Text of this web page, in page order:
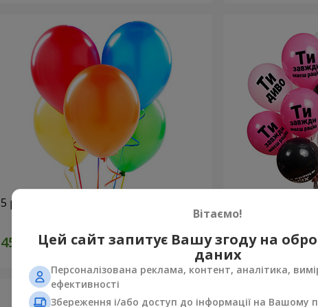
5 різнокольорових гелієвих кульок
Замовити
Колекція
кульок
Вітаємо!
Цей сайт запитує Вашу згоду на
даних
Персоналізована реклама, контент, аналітика,
ефективності
Збереження і/або доступ до інформації на Вашому